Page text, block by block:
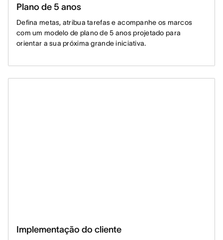
Plano de 5 anos
Defina metas, atribua tarefas e acompanhe os marcos
com um modelo de plano de 5 anos projetado para
orientar a sua próxima grande iniciativa.
Implementação do cliente